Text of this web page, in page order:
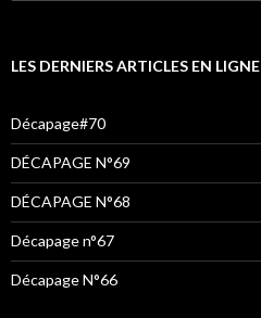
LES DERNIERS ARTICLES EN LIGNE
Décapage#70
DÉCAPAGE N°69
DÉCAPAGE N°68
Décapage n°67
Décapage N°66